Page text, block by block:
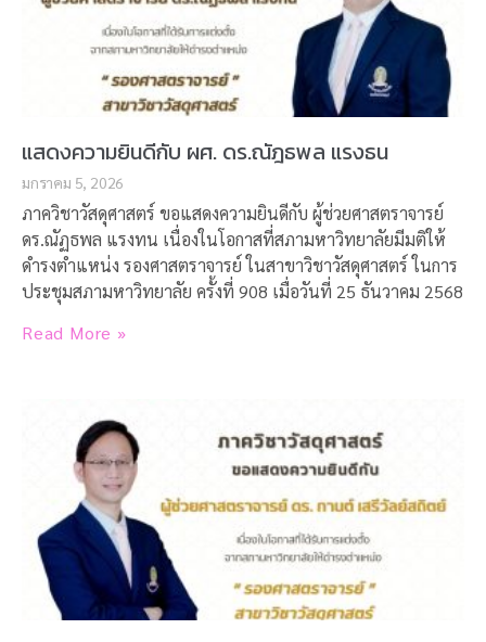
แสดงความยินดีกับ ผศ. ดร.ณัฎธพล แรงธน
มกราคม 5, 2026
ภาควิชาวัสดุศาสตร์ ขอแสดงความยินดีกับ ผู้ช่วยศาสตราจารย์
ดร.ณัฏธพล แรงทน เนื่องในโอกาสที่สภามหาวิทยาลัยมีมติให้
ดำรงตำแหน่ง รองศาสตราจารย์ ในสาขาวิชาวัสดุศาสตร์ ในการ
ประชุมสภามหาวิทยาลัย ครั้งที่ 908 เมื่อวันที่ 25 ธันวาคม 2568
Read More »